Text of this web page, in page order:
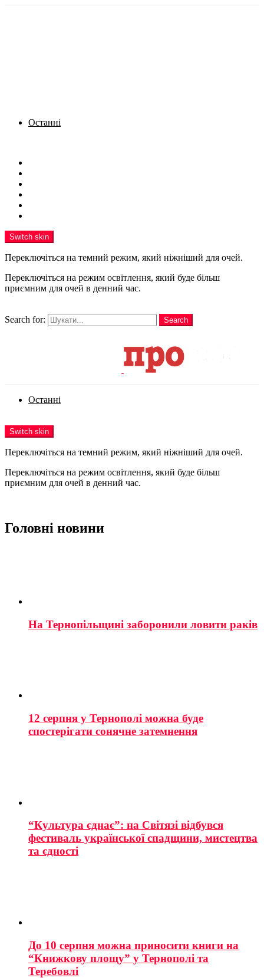
Останні
Switch skin
Переключіться на темний режим, який ніжніший для очей.
Переключіться на режим освітлення, який буде більш
приємним для очей в денний час.
Search for:
Search
Останні
Switch skin
Переключіться на темний режим, який ніжніший для очей.
Переключіться на режим освітлення, який буде більш
приємним для очей в денний час.
Головні новини
На Тернопільщині заборонили ловити раків
12 серпня у Тернополі можна буде
спостерігати сонячне затемнення
“Культура єднає”: на Світязі відбувся
фестиваль української спадщини, мистецтва
та єдності
До 10 серпня можна приносити книги на
“Книжкову площу” у Тернополі та
Теребовлі